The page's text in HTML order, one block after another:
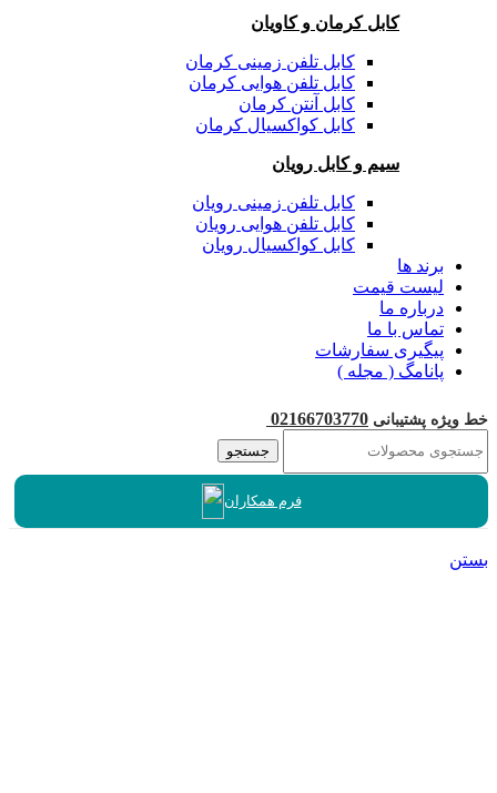
کابل کرمان و کاویان
کابل تلفن زمینی کرمان
کابل تلفن هوایی کرمان
کابل آنتن کرمان
کابل کواکسیال کرمان
سیم و کابل رویان
کابل تلفن زمینی رویان
کابل تلفن هوایی رویان
کابل کواکسیال رویان
برند ها
لیست قیمت
درباره ما
تماس با ما
پیگیری سفارشات
پانامگ ( مجله )
خط ویژه پشتیبانی 02166703770
جستجو
فرم همکاران
بستن